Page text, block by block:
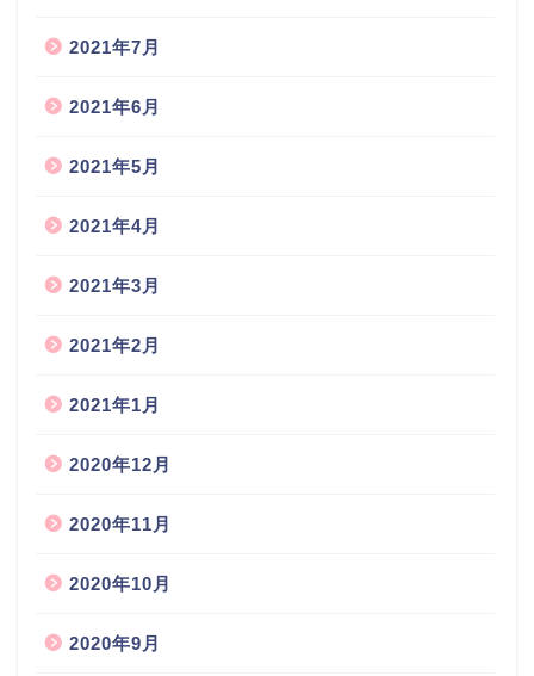
2021年7月
2021年6月
2021年5月
2021年4月
2021年3月
2021年2月
2021年1月
2020年12月
2020年11月
2020年10月
2020年9月